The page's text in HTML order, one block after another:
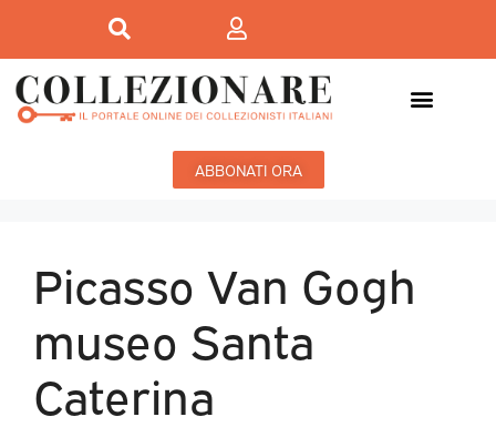
ABBONATI ORA
Picasso Van Gogh
museo Santa
Caterina